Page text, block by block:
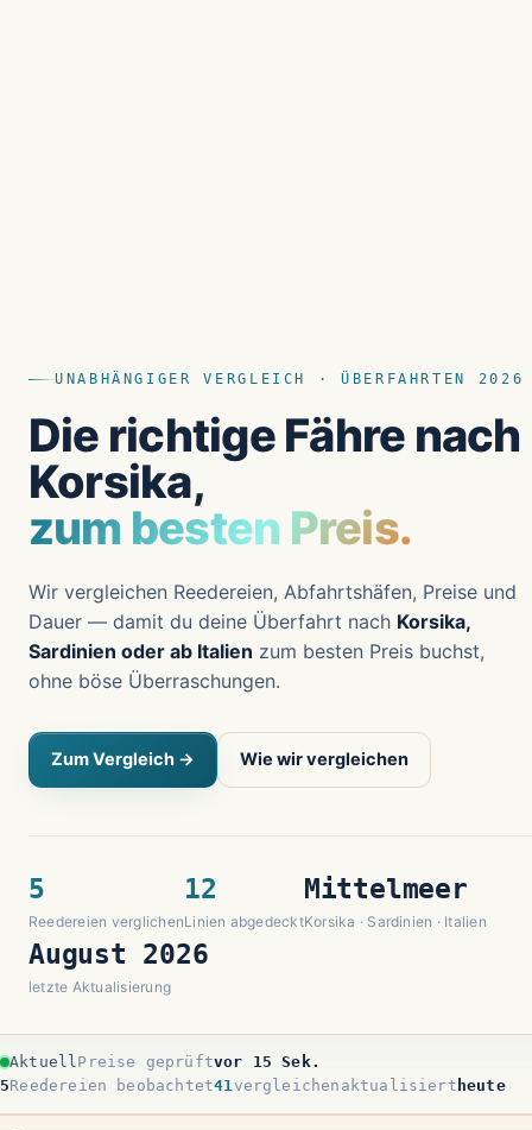
UNABHÄNGIGER VERGLEICH · ÜBERFAHRTEN 2026
Die richtige Fähre nach
Korsika,
zum besten Preis.
Wir vergleichen Reedereien, Abfahrtshäfen, Preise und
Dauer — damit du deine Überfahrt nach Korsika,
Sardinien oder ab Italien zum besten Preis buchst,
ohne böse Überraschungen.
Zum Vergleich → Wie wir vergleichen
5
Reedereien verglichen
12
Linien abgedeckt
Mittelmeer
Korsika · Sardinien · Italien
August 2026
letzte Aktualisierung
Aktuell Preise geprüftvor 17 Sek.
5Reedereien beobachtet39 vergleichen aktualisiert heute